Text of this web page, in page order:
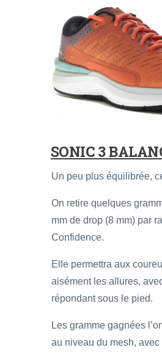
SONIC 3
Un peu plus équilibrée,
On retire quelques
mm de drop (8 mm) par
Confidence.
Elle permettra aux
aisément les allures,
répondant sous le pied.
Les gramme gagnées
au niveau du mesh,